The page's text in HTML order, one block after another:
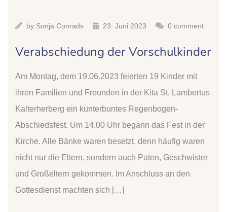
by Sonja Conrads 23. Juni 2023 0 comment
Verabschiedung der Vorschulkinder
Am Montag, dem 19.06.2023 feierten 19 Kinder mit
ihren Familien und Freunden in der Kita St. Lambertus
Kalterherberg ein kunterbuntes Regenbogen-
Abschiedsfest. Um 14.00 Uhr begann das Fest in der
Kirche. Alle Bänke waren besetzt, denn häufig waren
nicht nur die Eltern, sondern auch Paten, Geschwister
und Großeltern gekommen. Im Anschluss an den
Gottesdienst machten sich […]